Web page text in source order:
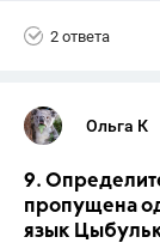
2 ответа
Ольга К
9.
пропущена
язык